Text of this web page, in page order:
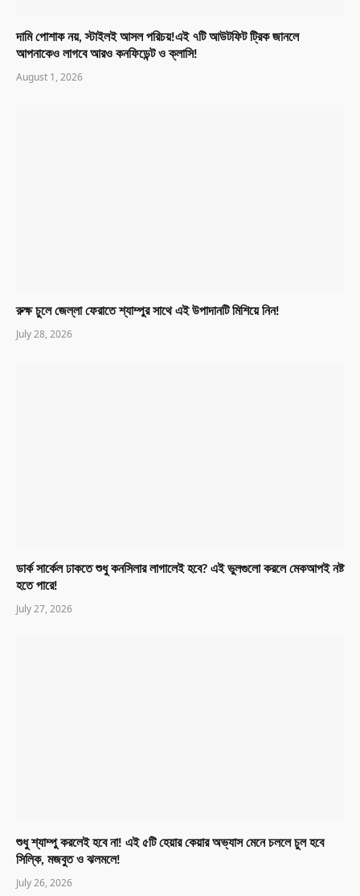
দামি পোশাক নয়, স্টাইলই আসল পরিচয়!এই ৭টি আউটফিট ট্রিক জানলে
আপনাকেও লাগবে আরও কনফিডেন্ট ও ক্লাসি!
August 1, 2026
রুক্ষ চুলে জেল্লা ফেরাতে শ্যাম্পুর সাথে এই উপাদানটি মিশিয়ে নিন!
July 28, 2026
ডার্ক সার্কেল ঢাকতে শুধু কনসিলার লাগালেই হবে? এই ভুলগুলো করলে মেকআপই নষ্ট
হতে পারে!
July 27, 2026
শুধু শ্যাম্পু করলেই হবে না! এই ৫টি হেয়ার কেয়ার অভ্যাস মেনে চললে চুল হবে
সিল্কি, মজবুত ও ঝলমলে!
July 26, 2026